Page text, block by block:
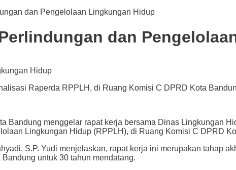
dan Pengelolaan Lingkungan Hidup
dan
Raperda RPPLH, di Ruang Komisi C DPRD Kota
Bandung menggelar rapat kerja bersama Dinas Lingkungan
Lingkungan Hidup (RPPLH), di Ruang Komisi C DPRD
S.P. Yudi menjelaskan, rapat kerja ini merupakan tahap
untuk 30 tahun mendatang.